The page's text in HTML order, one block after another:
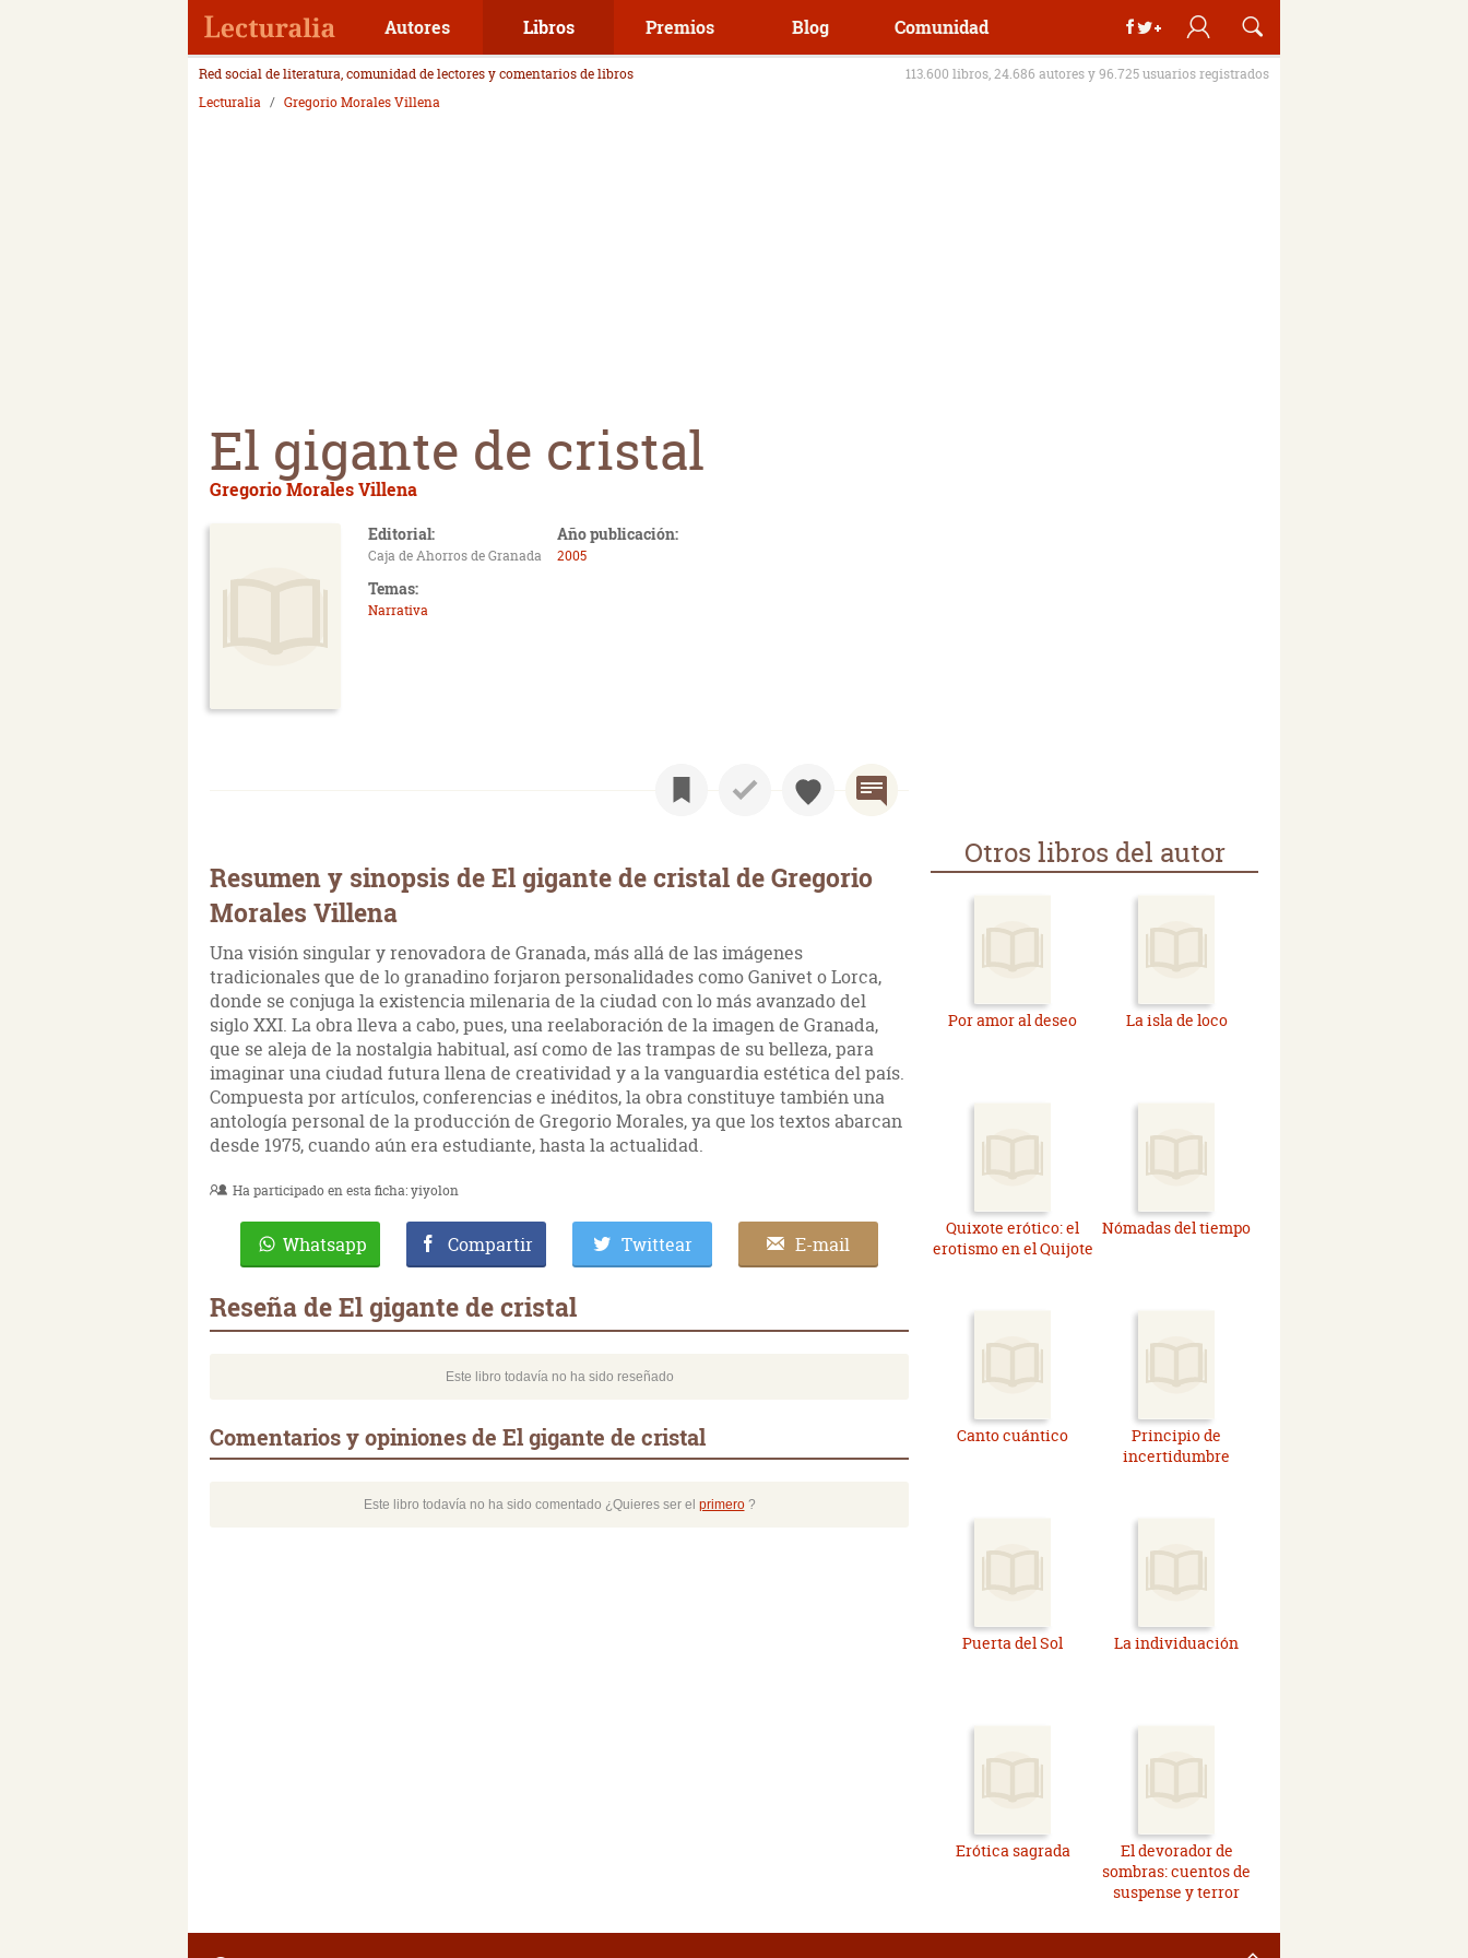
Autores Libros Premios Blog Comunidad
Red social de literatura, comunidad de lectores y comentarios de libros
113.600 libros, 24.686 autores y 96.725 usuarios registrados
Lecturalia
Gregorio Morales Villena
El gigante de cristal
Gregorio Morales Villena
Editorial:
Caja de Ahorros de Granada
Año publicación:
2005
Temas:
Narrativa
Resumen y sinopsis de El gigante de cristal de Gregorio
Morales Villena
Una visión singular y renovadora de Granada, más allá de las imágenes
tradicionales que de lo granadino forjaron personalidades como Ganivet o Lorca,
donde se conjuga la existencia milenaria de la ciudad con lo más avanzado del
siglo XXI. La obra lleva a cabo, pues, una reelaboración de la imagen de Granada,
que se aleja de la nostalgia habitual, así como de las trampas de su belleza, para
imaginar una ciudad futura llena de creatividad y a la vanguardia estética del país.
Compuesta por artículos, conferencias e inéditos, la obra constituye también una
antología personal de la producción de Gregorio Morales, ya que los textos abarcan
desde 1975, cuando aún era estudiante, hasta la actualidad.
Ha participado en esta ficha:yiyolon
Whatsapp Compartir Twittear E-mail
Reseña de El gigante de cristal
Este libro todavía no ha sido reseñado
Comentarios y opiniones de El gigante de cristal
Este libro todavía no ha sido comentado ¿Quieres ser el primero?
Otros libros del autor
Por amor al deseo La isla de loco
Quixote erótico: el
erotismo en el Quijote
Nómadas del tiempo
Canto cuántico
Principio de
incertidumbre
Puerta del Sol La individuación
Erótica sagrada
El devorador de
sombras: cuentos de
suspense y terror